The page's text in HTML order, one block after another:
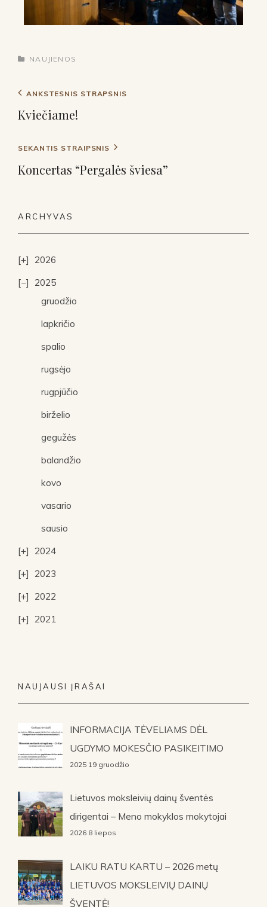
NAUJIENOS
ANKSTESNIS STRAPSNIS
Kviečiame!
SEKANTIS STRAIPSNIS
Koncertas “Pergalės šviesa”
ARCHYVAS
2026
2025
gruodžio
lapkričio
spalio
rugsėjo
rugpjūčio
birželio
gegužės
balandžio
kovo
vasario
sausio
2024
2023
2022
2021
NAUJAUSI ĮRAŠAI
INFORMACIJA TĖVELIAMS DĖL
UGDYMO MOKESČIO PASIKEITIMO
2025 19 gruodžio
Lietuvos moksleivių dainų šventės
dirigentai – Meno mokyklos mokytojai
2026 8 liepos
LAIKU RATU KARTU – 2026 metų
LIETUVOS MOKSLEIVIŲ DAINŲ
ŠVENTĖ!